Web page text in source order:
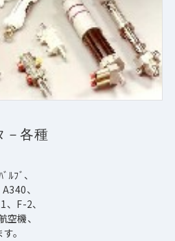
－各種
ﾙﾌﾞ、
、
F-2、
機、
。